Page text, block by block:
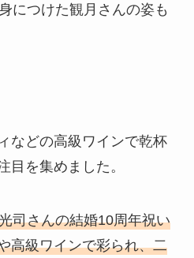
につけた観月さんの姿も
などの高級ワインで乾杯
目を集めました。
司さんの結婚10周年祝い
高級ワインで彩られ、二